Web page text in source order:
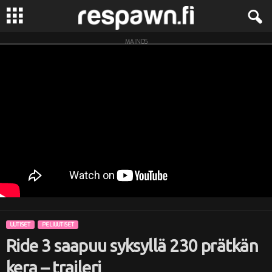
R
w
MAINOS
UUTISET PELIUUTISET
Ride 3 saapuu syksyllä 230 prätkän
kera – traileri